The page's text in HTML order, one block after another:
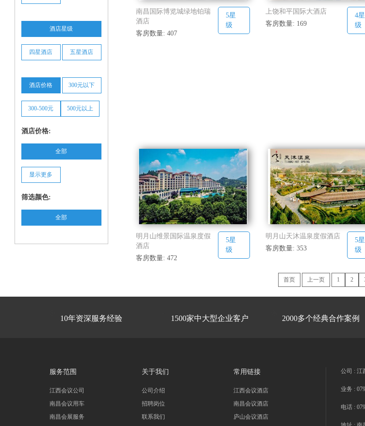
酒店星级
四星酒店 五星酒店
酒店价格 300元以下
300-500元 500元以上
酒店价格:
全部
显示更多
筛选颜色:
全部
南昌国际博览城绿地铂瑞
酒店
客房数量: 407
5星
级
上饶和平国际大酒店
客房数量: 169
4星
级
明月山维景国际温泉度假
酒店
客房数量: 472
5星
级
明月山天沐温泉度假酒店
客房数量: 353
5星
级
首页 上一页 1 2
10年资深服务经验 1500家中大型企业客户 2000多个经典合作案例
服务范围
江西会议公司
南昌会议用车
南昌会展服务
关于我们
公司介绍
招聘岗位
联系我们
常用链接
江西会议酒店
南昌会议酒店
庐山会议酒店
公司 : 江
业务 :
电话 :